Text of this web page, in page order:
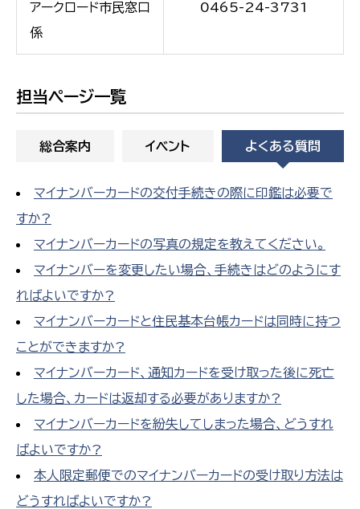
アークロード市民窓口
係
0465-24-3731
担当ページ一覧
総合案内 イベント よくある質問
マイナンバーカードの交付手続きの際に印鑑は必要で
すか?
マイナンバーカードの写真の規定を教えてください。
マイナンバーを変更したい場合、手続きはどのようにす
ればよいですか?
マイナンバーカードと住民基本台帳カードは同時に持つ
ことができますか?
マイナンバーカード、通知カードを受け取った後に死亡
した場合、カードは返却する必要がありますか?
マイナンバーカードを紛失してしまった場合、どうすれ
ばよいですか?
本人限定郵便でのマイナンバーカードの受け取り方法は
どうすればよいですか?